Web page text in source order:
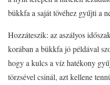
bükkfa a saját tövéhez gyűjti a
Hozzáteszik: az aszályos
korában a bükkfa jó példával
hogy a kulcs a víz hatékony
törzsével csinál, azt kellene